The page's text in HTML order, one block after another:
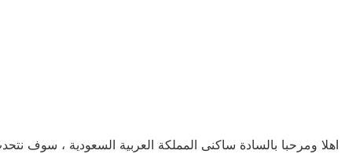
اهلا ومرحبا بالسادة ساكنى المملكة العربية السعودية ،